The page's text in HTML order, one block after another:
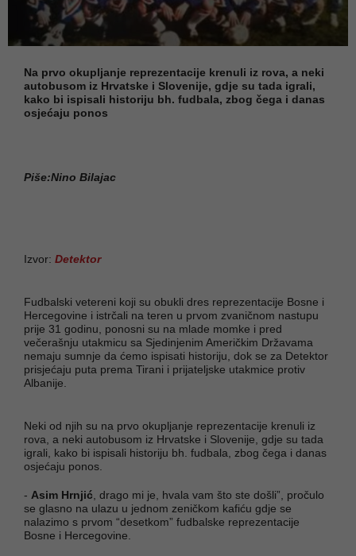
Na prvo okupljanje reprezentacije krenuli iz rova, a neki
autobusom iz Hrvatske i Slovenije, gdje su tada igrali,
kako bi ispisali historiju bh. fudbala, zbog čega i danas
osjećaju ponos
Piše:Nino Bilajac
Izvor: Detektor
Fudbalski vetereni koji su obukli dres reprezentacije Bosne i
Hercegovine i istrčali na teren u prvom zvaničnom nastupu
prije 31 godinu, ponosni su na mlade momke i pred
večerašnju utakmicu sa Sjedinjenim Američkim Državama
nemaju sumnje da ćemo ispisati historiju, dok se za Detektor
prisjećaju puta prema Tirani i prijateljske utakmice protiv
Albanije.
Neki od njih su na prvo okupljanje reprezentacije krenuli iz
rova, a neki autobusom iz Hrvatske i Slovenije, gdje su tada
igrali, kako bi ispisali historiju bh. fudbala, zbog čega i danas
osjećaju ponos.
- Asim Hrnjić , drago mi je, hvala vam što ste došli”, pročulo
se glasno na ulazu u jednom zeničkom kafiću gdje se
nalazimo s prvom “desetkom” fudbalske reprezentacije
Bosne i Hercegovine.